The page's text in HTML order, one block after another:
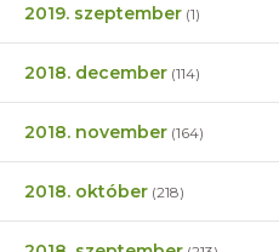
2019. szeptember (1)
2018. december (114)
2018. november (164)
2018. október (218)